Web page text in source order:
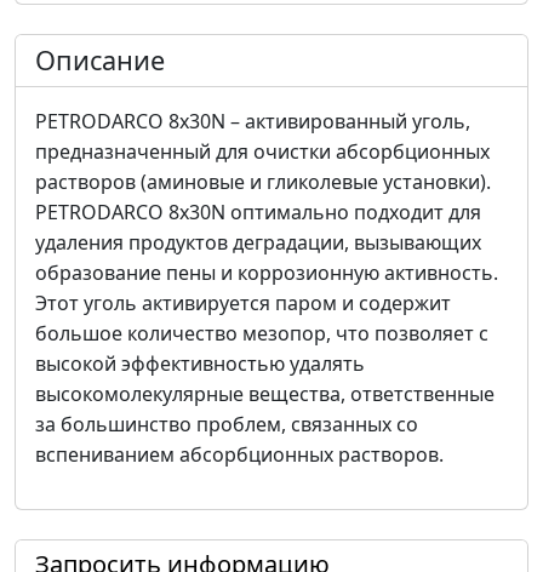
Описание
PETRODARCO 8x30N – активированный уголь,
предназначенный для очистки абсорбционных
растворов (аминовые и гликолевые установки).
PETRODARCO 8x30N оптимально подходит для
удаления продуктов деградации, вызывающих
образование пены и коррозионную активность.
Этот уголь активируется паром и содержит
большое количество мезопор, что позволяет с
высокой эффективностью удалять
высокомолекулярные вещества, ответственные
за большинство проблем, связанных со
вспениванием абсорбционных растворов.
Запросить информацию